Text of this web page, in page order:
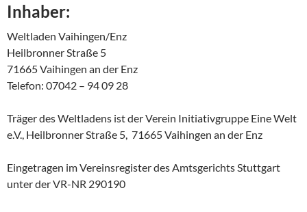
Inhaber:
Weltladen Vaihingen/Enz
Heilbronner Straße 5
71665 Vaihingen an der Enz
Telefon: 07042 – 94 09 28
Träger des Weltladens ist der Verein Initiativgruppe Eine Welt
e.V., Heilbronner Straße 5, 71665 Vaihingen an der Enz
Eingetragen im Vereinsregister des Amtsgerichts Stuttgart
unter der VR-NR 290190